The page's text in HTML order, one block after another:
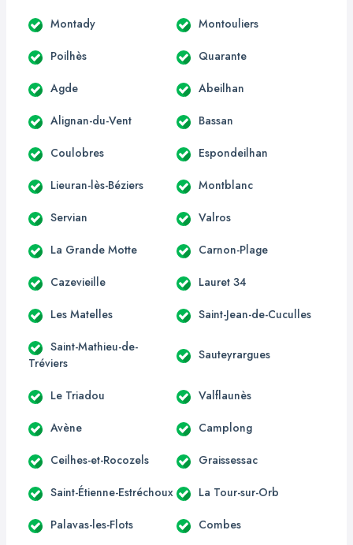
Montady Montouliers
Poilhès Quarante
Agde Abeilhan
Alignan-du-Vent Bassan
Coulobres Espondeilhan
Lieuran-lès-Béziers Montblanc
Servian Valros
La Grande Motte Carnon-Plage
Cazevieille Lauret 34
Les Matelles Saint-Jean-de-Cuculles
Saint-Mathieu-de-
Tréviers
Sauteyrargues
Le Triadou Valflaunès
Avène Camplong
Ceilhes-et-Rocozels Graissessac
Saint-Étienne-Estréchoux La Tour-sur-Orb
Palavas-les-Flots Combes